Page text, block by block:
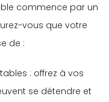
commence par un
vous que votre
de :
: offrez à vos
se détendre et